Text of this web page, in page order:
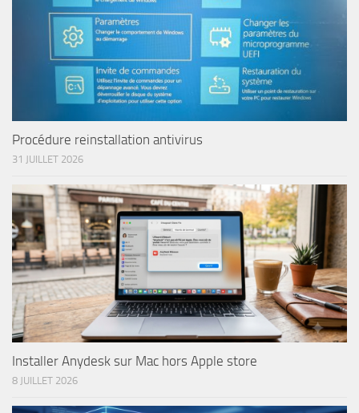
Procédure reinstallation antivirus
31 JUILLET 2026
Installer Anydesk sur Mac hors Apple store
8 JUILLET 2026